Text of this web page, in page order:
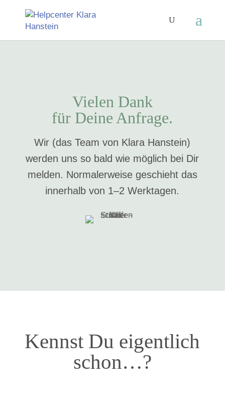
Vielen Dank
für Deine Anfrage.
Wir (das Team von Klara Hanstein)
werden uns so bald wie möglich bei Dir
melden. Normalerweise geschieht das
innerhalb von 1–2 Werktagen.
Kennst Du eigentlich
schon…?